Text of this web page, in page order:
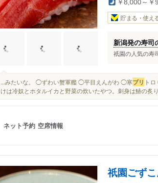
￥8,000～￥
貯まる・使え
新潟発の寿司
祇園の人気の寿
...みたいな。 ◯ずわい蟹軍艦 ◯平目えんがわ ◯寒ブリ ト
けは冷奴とホタルイカと野菜の炊いたやつ。刺身は鰆の炙
ネット予約 空席情報
祇園ごず